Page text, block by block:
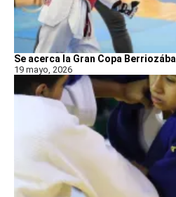
Se acerca la Gran Copa Berriozábal
19 mayo, 2026